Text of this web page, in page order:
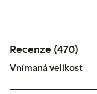
Recenze (470)
Vnímaná velikost